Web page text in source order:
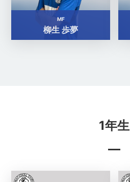
MF
柳生 歩夢
1年生